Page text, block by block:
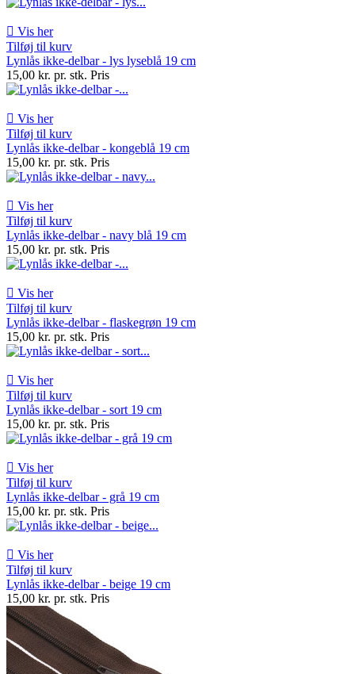
 Vis her
Tilføj til kurv
Lynlås ikke-delbar - lys lyseblå 19 cm
15,00 kr. pr. stk. Pris
 Vis her
Tilføj til kurv
Lynlås ikke-delbar - kongeblå 19 cm
15,00 kr. pr. stk. Pris
 Vis her
Tilføj til kurv
Lynlås ikke-delbar - navy blå 19 cm
15,00 kr. pr. stk. Pris
 Vis her
Tilføj til kurv
Lynlås ikke-delbar - flaskegrøn 19 cm
15,00 kr. pr. stk. Pris
 Vis her
Tilføj til kurv
Lynlås ikke-delbar - sort 19 cm
15,00 kr. pr. stk. Pris
 Vis her
Tilføj til kurv
Lynlås ikke-delbar - grå 19 cm
15,00 kr. pr. stk. Pris
 Vis her
Tilføj til kurv
Lynlås ikke-delbar - beige 19 cm
15,00 kr. pr. stk. Pris